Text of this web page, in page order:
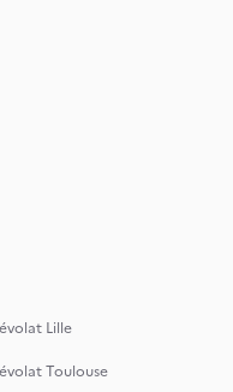
Lille
Toulouse